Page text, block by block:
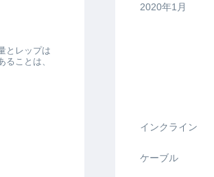
とレップは
ことは、
2020年1月
インクライン
ケーブル